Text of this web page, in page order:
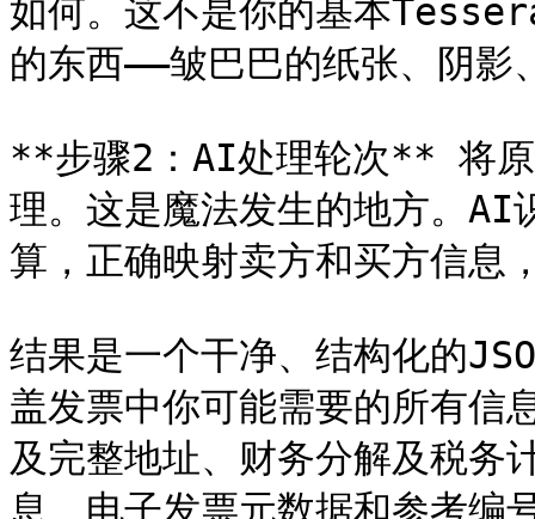
如何。这不是你的基本
的东西——皱巴巴的纸张、阴影
**步骤2：AI处理轮次** 将原
理。这是魔法发生的地方。AI
算，正确映射卖方和买方信息
结果是一个干净、结构化的
盖发票中你可能需要的所有信
及完整地址、财务分解及税务
息、电子发票元数据和参考编